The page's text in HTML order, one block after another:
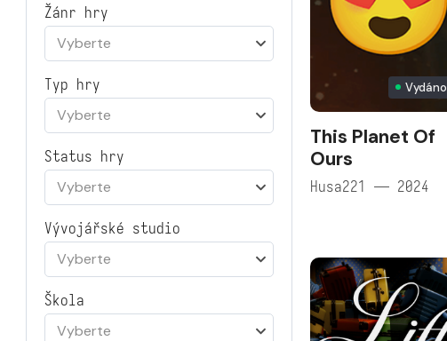
Žánr hry
Vyberte
Typ hry
Vyberte
Status hry
Vyberte
Vývojářské studio
Vyberte
Škola
Vyberte
Vydáno
This Planet Of
Ours
Husa221 — 2024